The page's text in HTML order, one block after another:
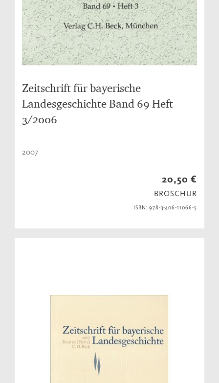
Zeitschrift für bayerische
Landesgeschichte Band 69 Heft
3/2006
2007
20,50 €
BROSCHUR
ISBN: 978-3-406-11066-5